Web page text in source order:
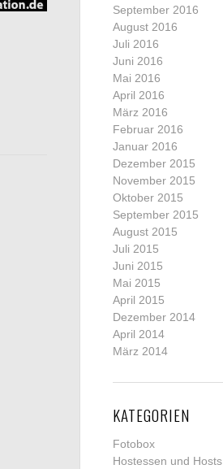
September 2016
August 2016
Juli 2016
Juni 2016
Mai 2016
April 2016
März 2016
Februar 2016
Januar 2016
Dezember 2015
November 2015
Oktober 2015
September 2015
August 2015
Juli 2015
Juni 2015
Mai 2015
April 2015
Dezember 2014
April 2014
März 2014
KATEGORIEN
Fotobox
Hostessen und Hosts